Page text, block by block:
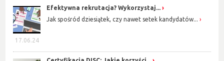
17.06.24
Efektywna rekrutacja? Wykorzystaj...
Jak spośród dziesiątek, czy nawet setek kandydatów...